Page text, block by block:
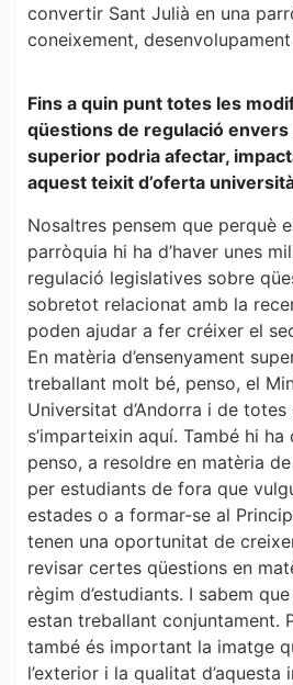
convertir Sant Julià en una
coneixement,
Fins a quin punt totes les
qüestions de regulació envers
superior podria afectar,
aquest teixit d’oferta
Nosaltres pensem que perquè
parròquia hi ha d’haver unes
regulació legislatives sobre
sobretot relacionat amb la
poden ajudar a fer créixer el
En matèria d’ensenyament
treballant molt bé, penso, el
Universitat d’Andorra i de
s’imparteixin aquí. També hi
penso, a resoldre en matèria
per estudiants de fora que
estades o a formar-se al
tenen una oportunitat de
revisar certes qüestions en
règim d’estudiants. I sabem
estan treballant conjuntament.
també és important la imatge
l’exterior i la qualitat d’aquesta